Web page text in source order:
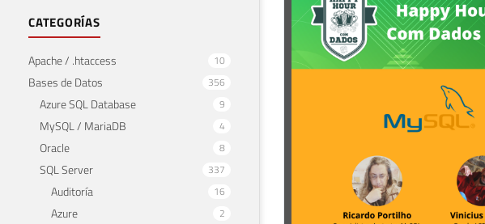
CATEGORÍAS
Apache / .htaccess 10
Bases de Datos 356
Azure SQL Database 9
MySQL / MariaDB 4
Oracle 8
SQL Server 337
Auditoría 16
Azure 2